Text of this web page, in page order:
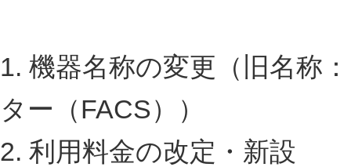
1. 機器名称の変更（旧名称
ター（FACS））
2. 利用料金の改定・新設